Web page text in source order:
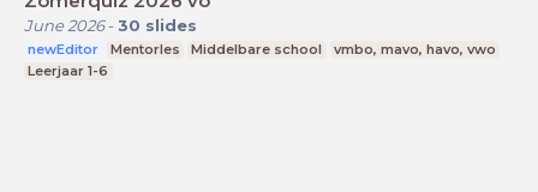
June 2026- 30 slides
newEditor Mentorles Middelbare school
vmbo, mavo, havo, vwo
Leerjaar 1-6